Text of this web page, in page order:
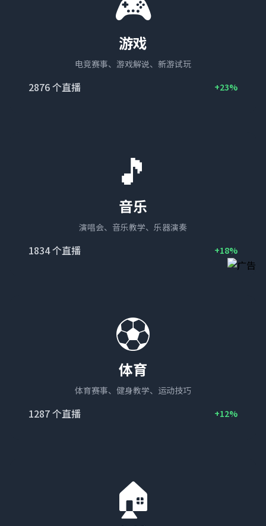
游戏
电竞赛事、游戏解说、新游试玩
2876个直播 +23%
🎵
音乐
演唱会、音乐教学、乐器演奏
1834个直播 +18%
⚽
体育
体育赛事、健身教学、运动技巧
1287个直播 +12%
🏠